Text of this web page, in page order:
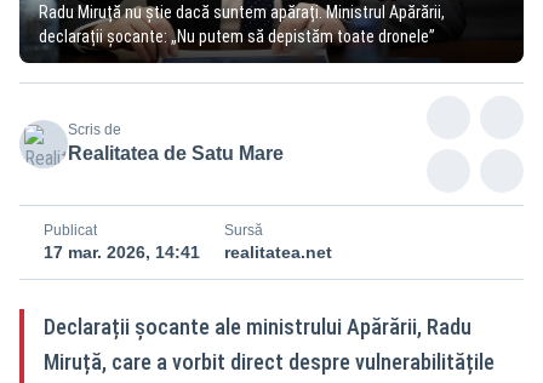
Radu Miruță nu știe dacă suntem apărați. Ministrul Apărării,
declarații șocante: „Nu putem să depistăm toate dronele”
Scris de
Realitatea de Satu Mare
Publicat
17 mar. 2026, 14:41
Sursă
realitatea.net
Declarații șocante ale ministrului Apărării, Radu
Miruță, care a vorbit direct despre vulnerabilitățile